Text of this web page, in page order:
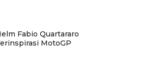
Fabio Quartararo
MotoGP